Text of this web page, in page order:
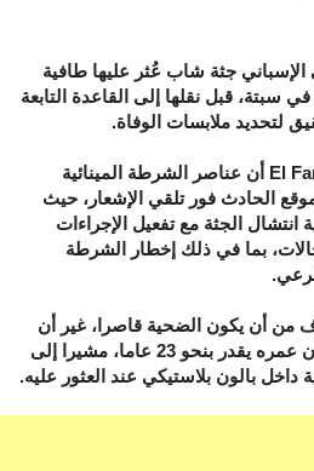
جثة شاب عُثر عليها طافية
سبتة، قبل نقلها إلى القاعدة التابعة
لتحديد ملابسات الوفاة.
وذكرت صحيفة El Faro de Ceuta أن عناصر الشرطة المينائية
الحادث فور تلقي الإشعار، حيث
الجثة مع تفعيل الإجراءات
بما في ذلك إخطار الشرطة
من أن يكون الضحية قاصرا، غير أن
الحرس المدني أوضح لاحقا أن عمره يقدر بنحو 23 عاما، مشيرا إلى
داخل بالون بلاستيكي عند العثور عليه.